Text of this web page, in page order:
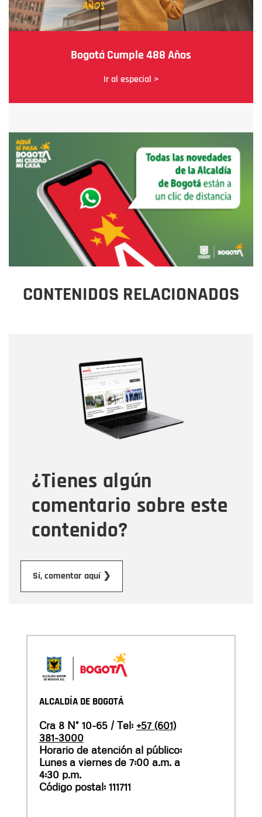
Bogotá Cumple 488 Años
Ir al especial >
CONTENIDOS RELACIONADOS
¿Tienes algún
comentario sobre este
contenido?
Sí, comentar aquí ❯
Correo electrónico
Tipo de comentario
Mensaje
ALCALDÍA DE BOGOTÁ
Cra 8 N° 10-65 / Tel: +57 (601)
381-3000
Horario de atención al público:
Lunes a viernes de 7:00 a.m. a
4:30 p.m.
Código postal: 111711